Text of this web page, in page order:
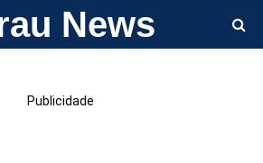
News
Publicidade